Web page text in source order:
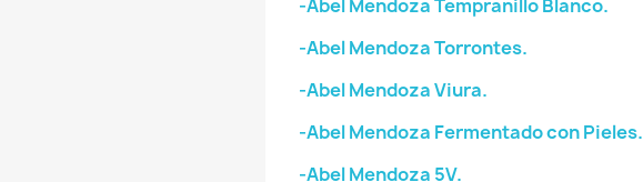
-Abel Mendoza Tempranillo Blanco.
-Abel Mendoza Torrontes.
-Abel Mendoza Viura.
-Abel Mendoza Fermentado con Pieles.
-Abel Mendoza 5V.